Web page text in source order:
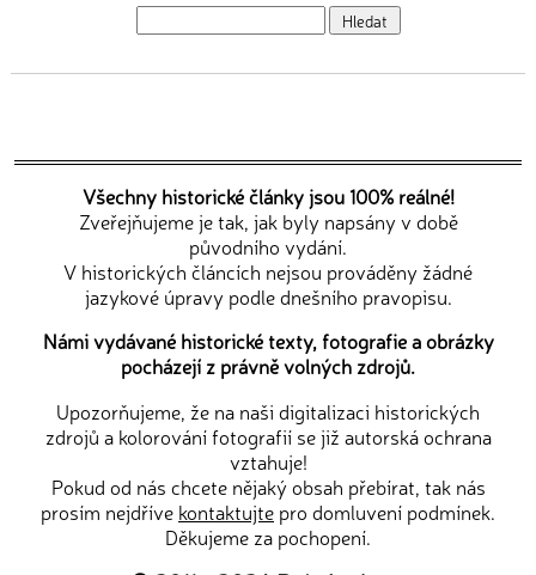
Všechny historické články jsou 100% reálné!
Zveřejňujeme je tak, jak byly napsány v době
původního vydání.
V historických článcích nejsou prováděny žádné
jazykové úpravy podle dnešního pravopisu.
Námi vydávané historické texty, fotografie a obrázky
pocházejí z právně volných zdrojů.
Upozorňujeme, že na naši digitalizaci historických
zdrojů a kolorování fotografií se již autorská ochrana
vztahuje!
Pokud od nás chcete nějaký obsah přebírat, tak nás
prosím nejdříve kontaktujte pro domluvení podmínek.
Děkujeme za pochopení.